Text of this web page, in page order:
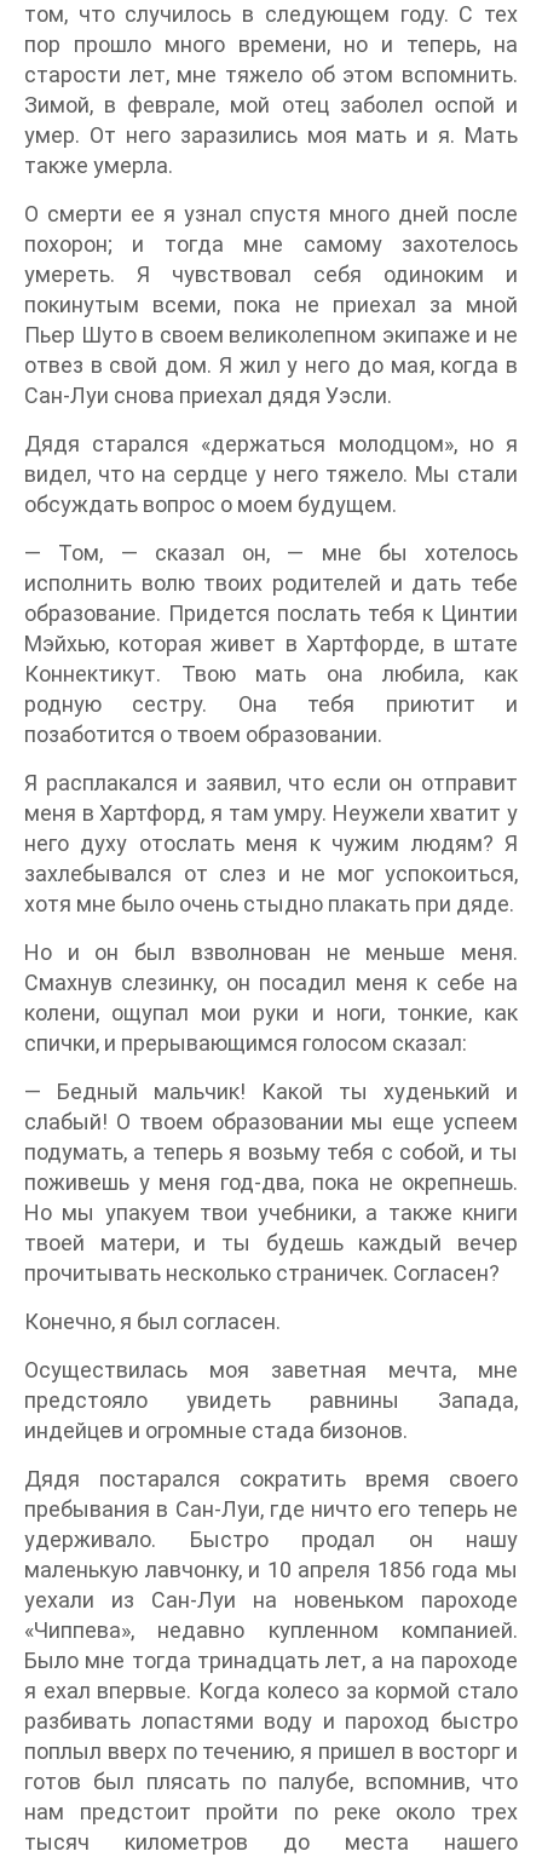
том, что случилось в следующем году. С тех
пор прошло много времени, но и теперь, на
старости лет, мне тяжело об этом вспомнить.
Зимой, в феврале, мой отец заболел оспой и
умер. От него заразились моя мать и я. Мать
также умерла.
О смерти ее я узнал спустя много дней после
похорон; и тогда мне самому захотелось
умереть. Я чувствовал себя одиноким и
покинутым всеми, пока не приехал за мной
Пьер Шуто в своем великолепном экипаже и не
отвез в свой дом. Я жил у него до мая, когда в
Сан-Луи снова приехал дядя Уэсли.
Дядя старался «держаться молодцом», но я
видел, что на сердце у него тяжело. Мы стали
обсуждать вопрос о моем будущем.
— Том, — сказал он, — мне бы хотелось
исполнить волю твоих родителей и дать тебе
образование. Придется послать тебя к Цинтии
Мэйхью, которая живет в Хартфорде, в штате
Коннектикут. Твою мать она любила, как
родную сестру. Она тебя приютит и
позаботится о твоем образовании.
Я расплакался и заявил, что если он отправит
меня в Хартфорд, я там умру. Неужели хватит у
него духу отослать меня к чужим людям? Я
захлебывался от слез и не мог успокоиться,
хотя мне было очень стыдно плакать при дяде.
Но и он был взволнован не меньше меня.
Смахнув слезинку, он посадил меня к себе на
колени, ощупал мои руки и ноги, тонкие, как
спички, и прерывающимся голосом сказал:
— Бедный мальчик! Какой ты худенький и
слабый! О твоем образовании мы еще успеем
подумать, а теперь я возьму тебя с собой, и ты
поживешь у меня год-два, пока не окрепнешь.
Но мы упакуем твои учебники, а также книги
твоей матери, и ты будешь каждый вечер
прочитывать несколько страничек. Согласен?
Конечно, я был согласен.
Осуществилась моя заветная мечта, мне
предстояло увидеть равнины Запада,
индейцев и огромные стада бизонов.
Дядя постарался сократить время своего
пребывания в Сан-Луи, где ничто его теперь не
удерживало. Быстро продал он нашу
маленькую лавчонку, и 10 апреля 1856 года мы
уехали из Сан-Луи на новеньком пароходе
«Чиппева», недавно купленном компанией.
Было мне тогда тринадцать лет, а на пароходе
я ехал впервые. Когда колесо за кормой стало
разбивать лопастями воду и пароход быстро
поплыл вверх по течению, я пришел в восторг и
готов был плясать по палубе, вспомнив, что
нам предстоит пройти по реке около трех
тысяч километров до места нашего